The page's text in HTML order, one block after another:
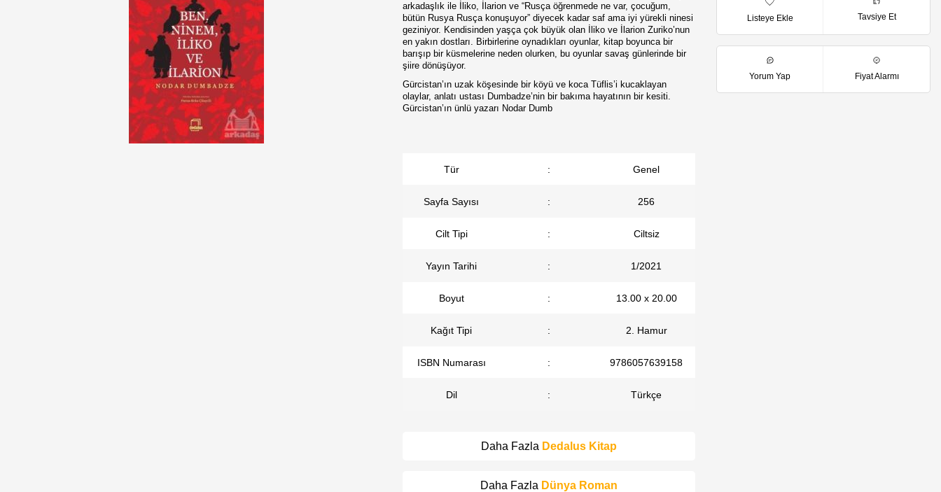
arkadaşlık ile İliko, İlarion ve “Rusça öğrenmede ne var, çocuğum,
bütün Rusya Rusça konuşuyor” diyecek kadar saf ama iyi yürekli ninesi
geziniyor. Kendisinden yaşça çok büyük olan İliko ve İlarion Zuriko’nun
en yakın dostları. Birbirlerine oynadıkları oyunlar, kitap boyunca bir
barışıp bir küsmelerine neden olurken, bu oyunlar savaş günlerinde bir
şiire dönüşüyor.
Gürcistan’ın uzak köşesinde bir köyü ve koca Tüflis’i kucaklayan
olaylar, anlatı ustası Dumbadze’nin bir bakıma hayatının bir kesiti.
Gürcistan’ın ünlü yazarı Nodar Dumb
Tür : Genel
Sayfa Sayısı : 256
Cilt Tipi : Ciltsiz
Yayın Tarihi : 1/2021
Boyut : 13.00 x 20.00
Kağıt Tipi : 2. Hamur
ISBN Numarası : 9786057639158
Dil : Türkçe
Daha Fazla Dedalus Kitap
Daha Fazla Dünya Roman
Listeye Ekle Tavsiye Et
Yorum Yap Fiyat Alarmı